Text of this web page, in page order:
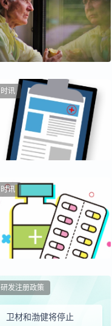
时讯
时讯
卫材和渤健将停止
研发注册政策